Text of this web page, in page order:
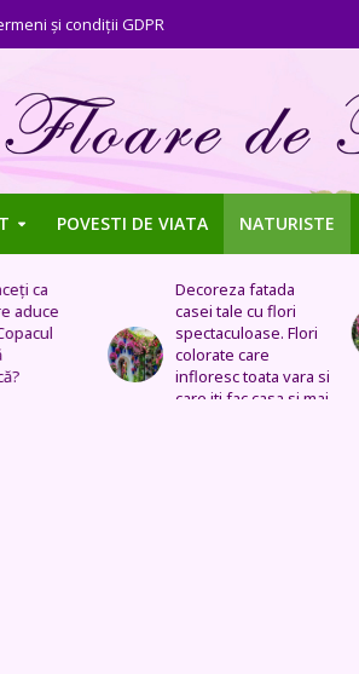
şi condiţii GDPR
POVESTI DE VIATA NATURISTE
flori
Flori
vara si
Tufe de trandafiri
extraordinare,
pozitionate in arcade
sau straturi
fantastice